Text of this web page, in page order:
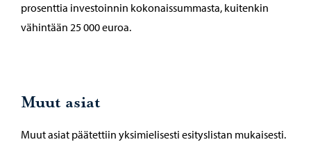
prosenttia investoinnin kokonaissummasta, kuitenkin
vähintään 25 000 euroa.
Muut asiat
Muut asiat päätettiin yksimielisesti esityslistan mukaisesti.